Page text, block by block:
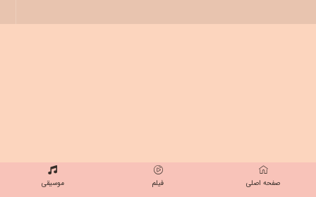
صفحه اصلی فیلم موسیقی